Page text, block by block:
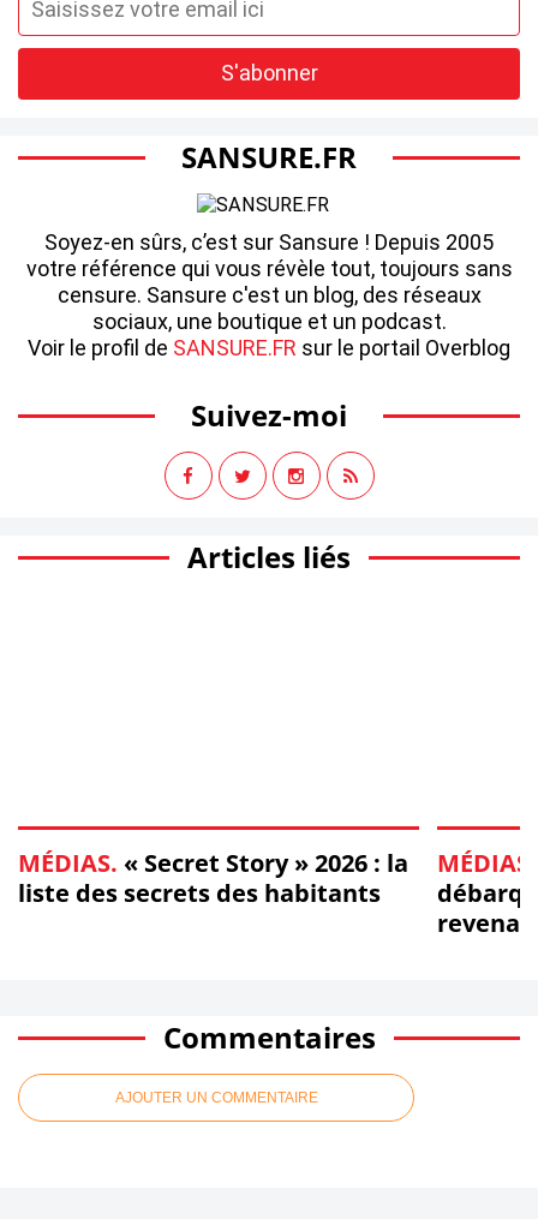
SANSURE.FR
Soyez-en sûrs, c’est sur Sansure ! Depuis 2005
votre référence qui vous révèle tout, toujours sans
censure. Sansure c'est un blog, des réseaux
sociaux, une boutique et un podcast.
Voir le profil de SANSURE.FR sur le portail Overblog
Suivez-moi
Articles liés
MÉDIAS. « Secret Story » 2026 : la
liste des secrets des habitants
MÉDIAS.
Commentaires
AJOUTER UN COMMENTAIRE